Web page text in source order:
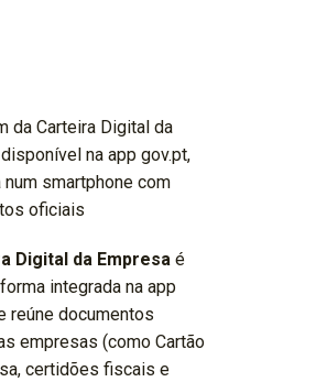
Digital da Empresa é
integrada na app
reúne documentos
empresas (como Cartão
certidões fiscais e